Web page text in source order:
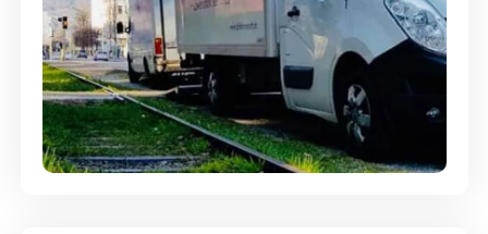
Ein- und Auspackservice